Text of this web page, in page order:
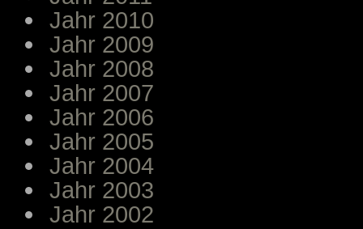
Jahr 2010
Jahr 2009
Jahr 2008
Jahr 2007
Jahr 2006
Jahr 2005
Jahr 2004
Jahr 2003
Jahr 2002